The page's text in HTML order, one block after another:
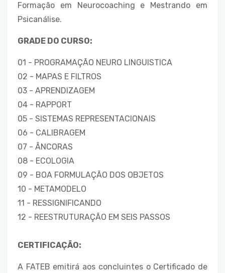
Formação em Neurocoaching e Mestrando em
Psicanálise.
GRADE DO CURSO:
01 - PROGRAMAÇÃO NEURO LINGUISTICA
02 - MAPAS E FILTROS
03 - APRENDIZAGEM
04 - RAPPORT
05 - SISTEMAS REPRESENTACIONAIS
06 - CALIBRAGEM
07 - ÂNCORAS
08 - ECOLOGIA
09 - BOA FORMULAÇÃO DOS OBJETOS
10 - METAMODELO
11 - RESSIGNIFICANDO
12 - REESTRUTURAÇÃO EM SEIS PASSOS
CERTIFICAÇÃO:
A FATEB emitirá aos concluintes o Certificado de